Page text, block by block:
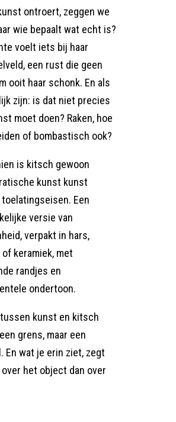
ontroert, zeggen we
wie bepaalt wat echt is?
voelt iets bij haar
een rust die geen
ooit haar schonk. En als
zijn: is dat niet precies
moet doen? Raken, hoe
of bombastisch ook?
is kitsch gewoon
kunst kunst
Een
versie van
verpakt in hars,
of keramiek, met
randjes en
ondertoon.
tussen kunst en kitsch
grens, maar een
En wat je erin ziet, zegt
het object dan over